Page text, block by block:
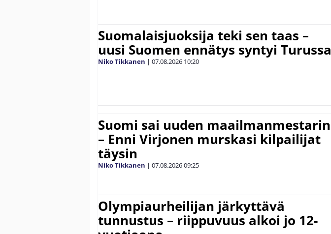
Suomalaisjuoksija teki sen taas –
uusi Suomen ennätys syntyi Turussa
Niko Tikkanen | 07.08.2026 10:20
Suomi sai uuden maailmanmestarin
– Enni Virjonen murskasi kilpailijat
täysin
Niko Tikkanen | 07.08.202609:25
Olympiaurheilijan järkyttävä
tunnustus – riippuvuus alkoi jo 12-